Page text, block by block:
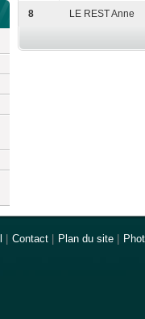
8 LE REST Anne
Contact Plan du site